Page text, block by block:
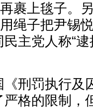
裹上毯子。
绳子把尹锡
主党人称“逮
刑罚执行及
格的限制，